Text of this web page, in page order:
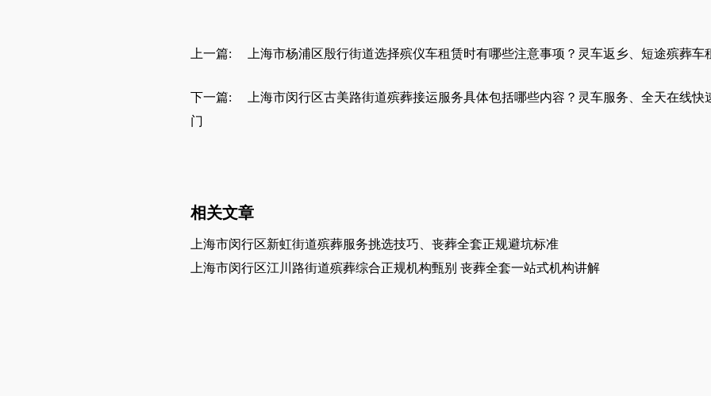
上一篇: 上海市杨浦区殷行街道选择殡仪车租赁时有哪些注意事项？灵车返乡、短途殡葬车
下一篇:
上海市闵行区古美路街道殡葬接运服务具体包括哪些内容？灵车服务、全天在线快
门
相关文章
上海市闵行区新虹街道殡葬服务挑选技巧、丧葬全套正规避坑标准
上海市闵行区江川路街道殡葬综合正规机构甄别 丧葬全套一站式机构讲解